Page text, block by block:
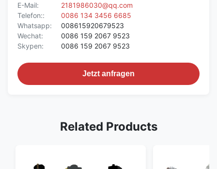
E-Mail:
2181986030@qq.com
Telefon::
0086 134 3456 6685
Whatsapp:
008615920679523
Wechat:
0086 159 2067 9523
Skypen:
0086 159 2067 9523
Jetzt anfragen
Related Products